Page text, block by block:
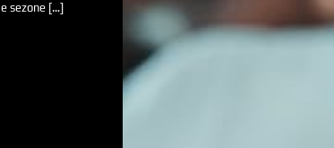
sezone […]